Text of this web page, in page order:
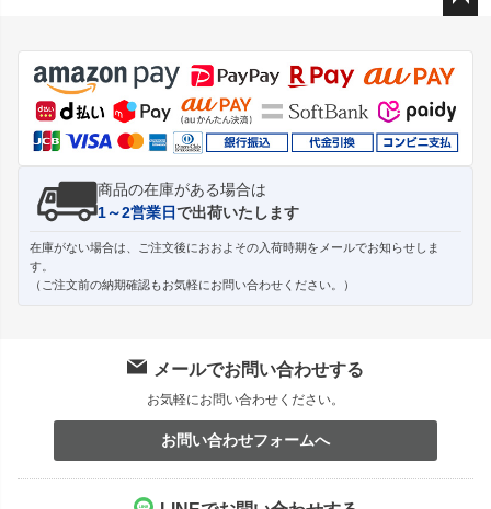
ジト
ップ
へ
商品の在庫がある場合は
1～2営業日で出荷いたします
在庫がない場合は、ご注文後におおよその入荷時期をメールでお知らせしま
す。
（ご注文前の納期確認もお気軽にお問い合わせください。）
メールでお問い合わせする
お気軽にお問い合わせください。
お問い合わせフォームへ